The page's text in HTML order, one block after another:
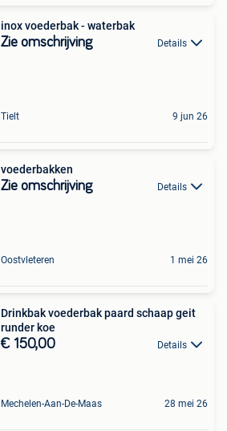
inox voederbak - waterbak
Zie omschrijving Details
Tielt 9 jun 26
voederbakken
Zie omschrijving Details
Oostvleteren 1 mei 26
Drinkbak voederbak paard schaap geit
runder koe
€ 150,00 Details
Mechelen-Aan-De-Maas 28 mei 26